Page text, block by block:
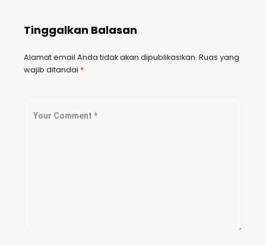
Tinggalkan Balasan
Alamat email Anda tidak akan dipublikasikan. Ruas yang
wajib ditandai *